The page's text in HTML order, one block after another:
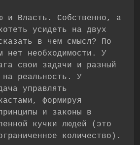
и Власть. Собственно, а
усидеть на двух
в чем смысл? По
нет необходимости. У
свои задачи и разный
на реальность. У
управлять
формируя
и законы в
кучки людей (это
количество).